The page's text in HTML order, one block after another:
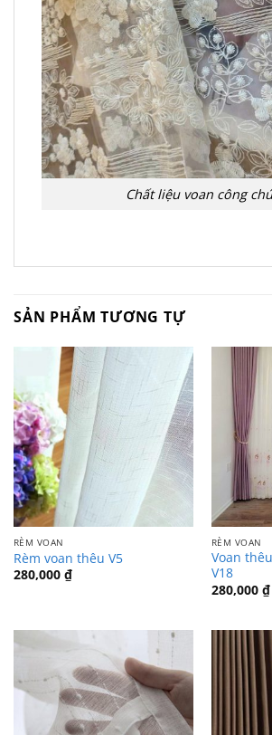
Chất liệu voan công
SẢN PHẨM TƯƠNG TỰ
RÈM VOAN
Rèm voan thêu V5
280,000 ₫
RÈM VOAN
Voan
V18
280,000 ₫